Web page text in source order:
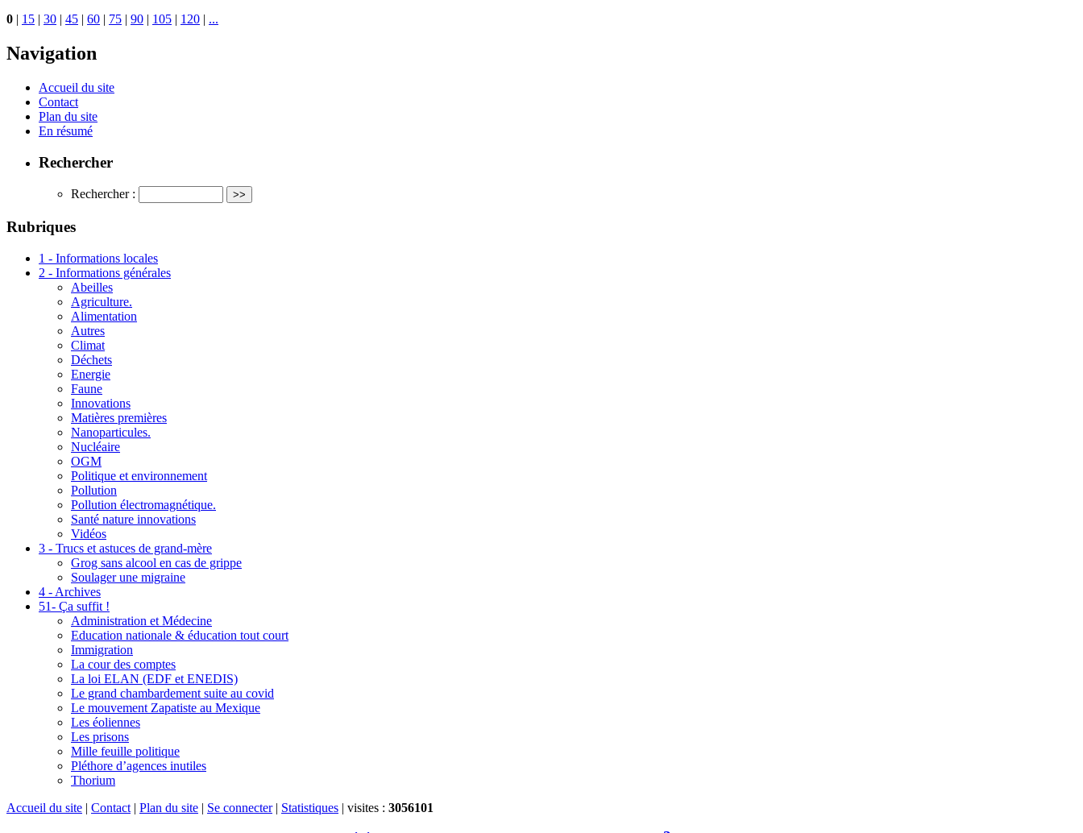
0 | 15 | 30 | 45 | 60 | 75 | 90 | 105 | 120 | ...
Navigation
Accueil du site
Contact
Plan du site
En résumé
Rechercher
Rechercher :
Rubriques
1 - Informations locales
2 - Informations générales
Abeilles
Agriculture.
Alimentation
Autres
Climat
Déchets
Energie
Faune
Innovations
Matières premières
Nanoparticules.
Nucléaire
OGM
Politique et environnement
Pollution
Pollution électromagnétique.
Santé nature innovations
Vidéos
3 - Trucs et astuces de grand-mère
Grog sans alcool en cas de grippe
Soulager une migraine
4 - Archives
51- Ça suffit !
Administration et Médecine
Education nationale & éducation tout court
Immigration
La cour des comptes
La loi ELAN (EDF et ENEDIS)
Le grand chambardement suite au covid
Le mouvement Zapatiste au Mexique
Les éoliennes
Les prisons
Mille feuille politique
Pléthore d’agences inutiles
Thorium
Accueil du site | Contact | Plan du site | Se connecter| Statistiques | visites : 3056101